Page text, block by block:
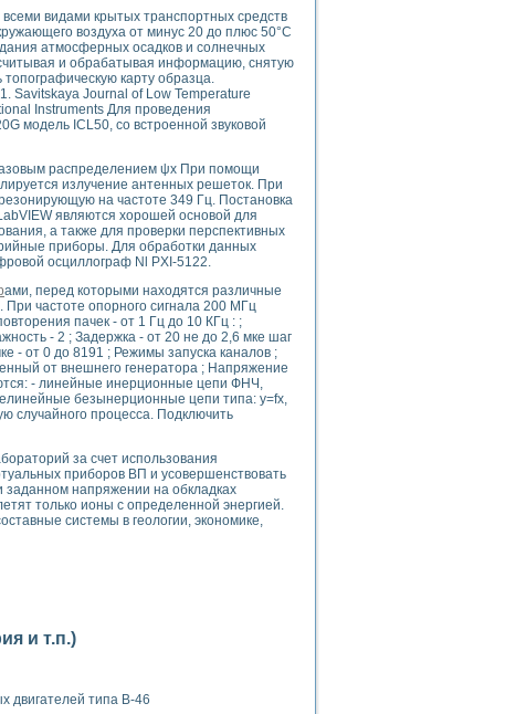
информационных технологий и программных средств
в среде LabVIEW
критичность
технологии виртуальных приборов
биореакторе
основе акустической эмиссии и лазерной интерферометрии
химических предприятий
видами крытых транспортных средств
воздуха от минус 20 до плюс 50°С
атмосферных осадков и солнечных
и обрабатывая информацию, снятую
карту образца.
Savitskaya Journal of Low Temperature
Instruments Для проведения
модель ICL50, со встроенной звуковой
распределением ψх При помощи
излучение антенных решеток. При
на частоте 349 Гц. Постановка
являются хорошей основой для
а также для проверки перспективных
приборы. Для обработки данных
осциллограф Nl PXI-5122.
ами, перед которыми находятся различные
частоте опорного сигнала 200 МГц
пачек - от 1 Гц до 10 КГц : ;
- 2 ; Задержка - от 20 не до 2,6 мке шаг
- от 0 до 8191 ; Режимы запуска каналов ;
от внешнего генератора ; Напряжение
- линейные инерционные цепи ФНЧ,
безынерционные цепи типа: у=fх,
случайного процесса. Подключить
за счет использования
приборов ВП и усовершенствовать
напряжении на обкладках
только ионы с определенной энергией.
системы в геологии, экономике,
и т.п.)
двигателей типа В-46